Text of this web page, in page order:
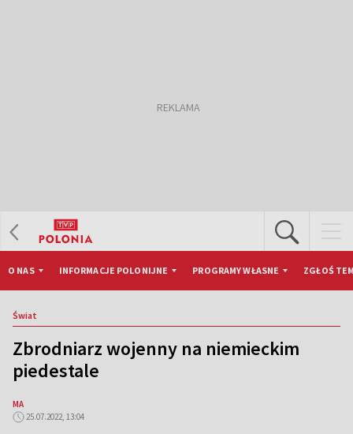
O NAS INFORMACJE POLONIJNE PROGRAMY WŁASNE ZGŁOŚ
Świat
Zbrodniarz wojenny na niemieckim
piedestale
MA
25.07.2022, 13:04